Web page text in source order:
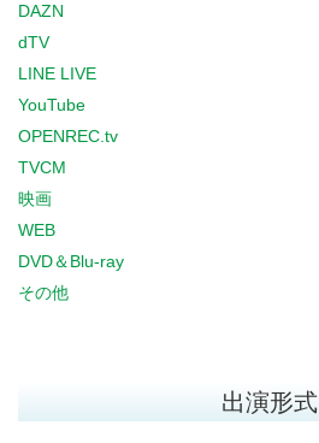
DAZN
dTV
LINE LIVE
YouTube
OPENREC.tv
TVCM
映画
WEB
DVD＆Blu-ray
その他
出演形式